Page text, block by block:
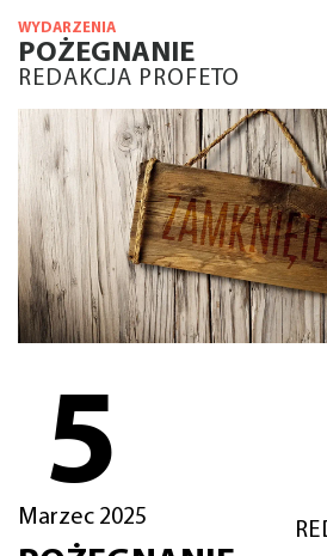
WYDARZENIA
POŻEGNANIE
REDAKCJA PROFETO
5
Marzec 2025